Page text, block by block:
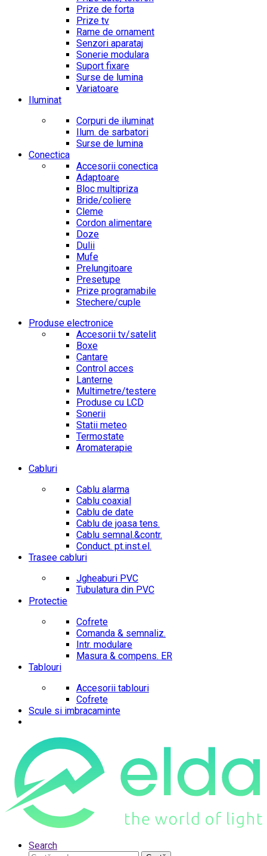
Prize de forta
Prize tv
Rame de ornament
Senzori aparataj
Sonerie modulara
Suport fixare
Surse de lumina
Variatoare
Iluminat
Corpuri de iluminat
Ilum. de sarbatori
Surse de lumina
Conectica
Accesorii conectica
Adaptoare
Bloc multipriza
Bride/coliere
Cleme
Cordon alimentare
Doze
Dulii
Mufe
Prelungitoare
Presetupe
Prize programabile
Stechere/cuple
Produse electronice
Accesorii tv/satelit
Boxe
Cantare
Control acces
Lanterne
Multimetre/testere
Produse cu LCD
Sonerii
Statii meteo
Termostate
Aromaterapie
Cabluri
Cablu alarma
Cablu coaxial
Cablu de date
Cablu de joasa tens.
Cablu semnal.&contr.
Conduct. pt.inst.el.
Trasee cabluri
Jgheaburi PVC
Tubulatura din PVC
Protectie
Cofrete
Comanda & semnaliz.
Intr. modulare
Masura & compens. ER
Tablouri
Accesorii tablouri
Cofrete
Scule si imbracaminte
Search